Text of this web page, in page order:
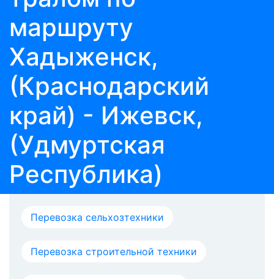
маршруту
Хадыженск,
(Краснодарский
край) - Ижевск,
(Удмуртская
Республика)
Перевозка сельхозтехники
Перевозка строительной техники